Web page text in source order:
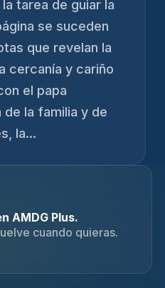
tarea de guiar la
se suceden
que revelan la
cercanía y cariño
el papa
la familia y de
la...
AMDG Plus.
cuando quieras.